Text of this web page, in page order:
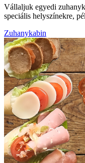
Vállaljuk egyedi
speciális helyszínekre,
Zuhanykabin